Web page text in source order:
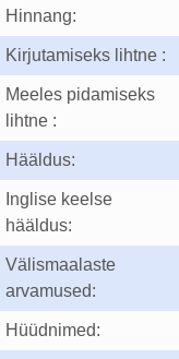
Hinnang:
Kirjutamiseks lihtne :
Meeles pidamiseks
lihtne :
Hääldus:
Inglise keelse
hääldus:
Välismaalaste
arvamused:
Hüüdnimed: